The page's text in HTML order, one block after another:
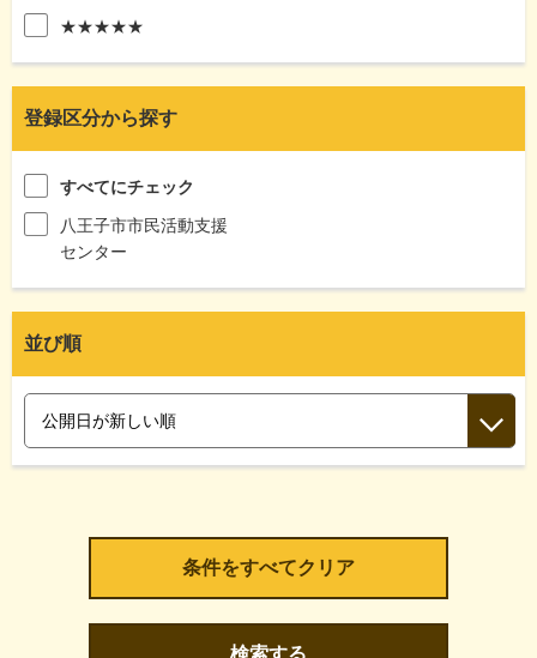
★★★★★
登録区分から探す
すべてにチェック
八王子市市民活動支援
センター
並び順
検索する